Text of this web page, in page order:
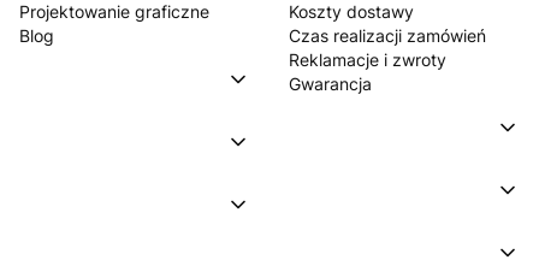
Projektowanie graficzne
Blog
Koszty dostawy
Czas realizacji zamówień
Reklamacje i zwroty
Gwarancja